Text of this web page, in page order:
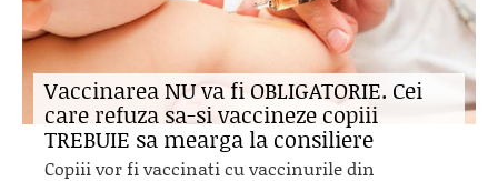
Vaccinarea NU va fi OBLIGATORIE. Cei
care refuza sa-si vaccineze copiii
TREBUIE sa mearga la consiliere
Copiii vor fi vaccinati cu vaccinurile din